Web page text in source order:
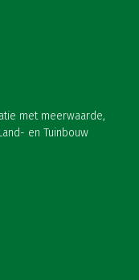
met meerwaarde,
en Tuinbouw